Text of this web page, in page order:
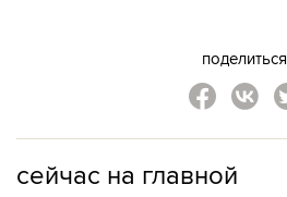
поделиться
сейчас на главной